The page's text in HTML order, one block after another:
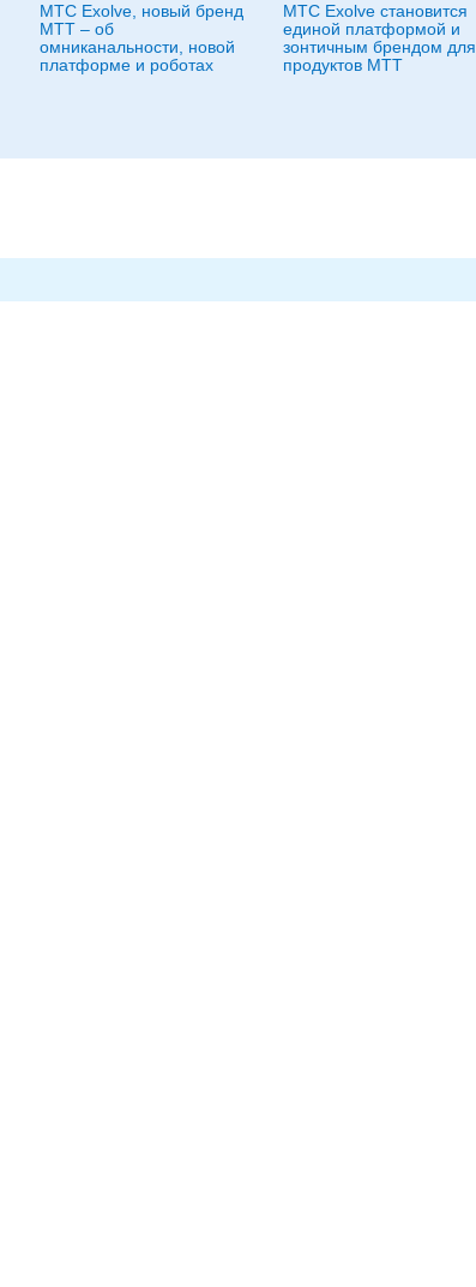
МТС Exolve, новый бренд
МТТ – об
омниканальности, новой
платформе и роботах
МТС Exolve становится
единой платформой и
зонтичным брендом для
продуктов МТТ